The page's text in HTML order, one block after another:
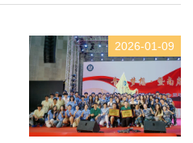
2026-01-09